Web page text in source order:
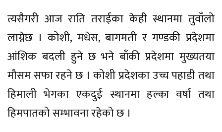
त्यसैगरी आज राति तराईका केही स्थानमा तुवाँलो
लाग्नेछ । कोशी, मधेस, बागमती र गण्डकी प्रदेशमा
आंशिक बदली हुने छ भने बाँकी प्रदेशमा मुख्यतया
मौसम सफा रहने छ । कोशी प्रदेशका उच्च पहाडी तथा
हिमाली भेगका एकदुई स्थानमा हल्का वर्षा तथा
हिमपातको सम्भावना रहेको छ ।